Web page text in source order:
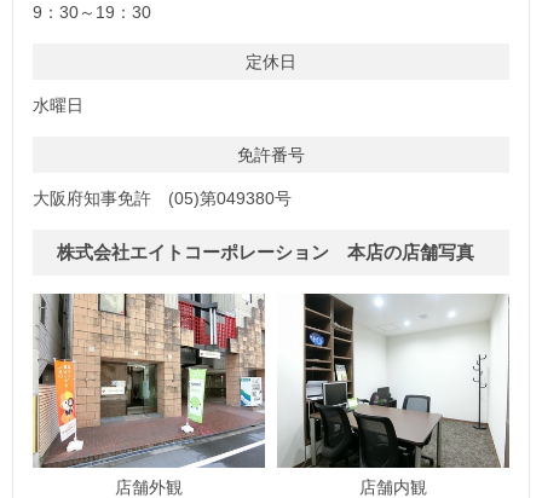
9：30～19：30
定休日
水曜日
免許番号
大阪府知事免許 (05)第049380号
株式会社エイトコーポレーション 本店の店舗写真
店舗外観 店舗内観